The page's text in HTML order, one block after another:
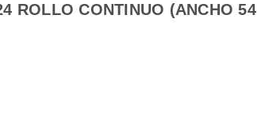
ROLLO CONTINUO (ANCHO 54